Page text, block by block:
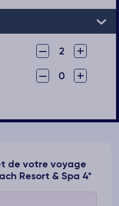
– 2 +
– 0 +
de votre voyage
Resort & Spa 4*